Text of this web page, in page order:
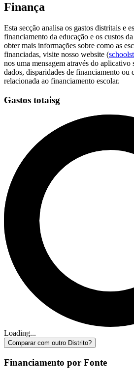
Finança
Esta secção analisa os gastos distritais e
financiamento da educação e os custos
obter mais informações sobre como as
financiadas, visite nosso website (
nos uma mensagem através do aplicativo
dados, disparidades de financiamento ou
relacionada ao financiamento escolar.
Gastos totaisg
Loading...
Comparar com outro Distrito?
Financiamento por Fonte